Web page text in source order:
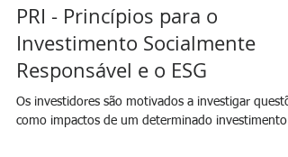
Leonardo Saboia de Azevedo
28 de set. de 2023
PRI - Princípios para o
Investimento Socialmente
Responsável e o ESG